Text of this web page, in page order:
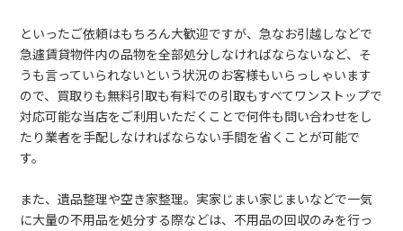
といったご依頼はもちろん大歓迎ですが、急なお引越しなどで
急遽賃貸物件内の品物を全部処分しなければならないなど、そ
うも言っていられないという状況のお客様もいらっしゃいます
ので、買取りも無料引取も有料での引取もすべてワンストップで
対応可能な当店をご利用いただくことで何件も問い合わせをし
たり業者を手配しなければならない手間を省くことが可能で
す。
また、遺品整理や空き家整理。実家じまい家じまいなどで一気
に大量の不用品を処分する際などは、不用品の回収のみを行っ